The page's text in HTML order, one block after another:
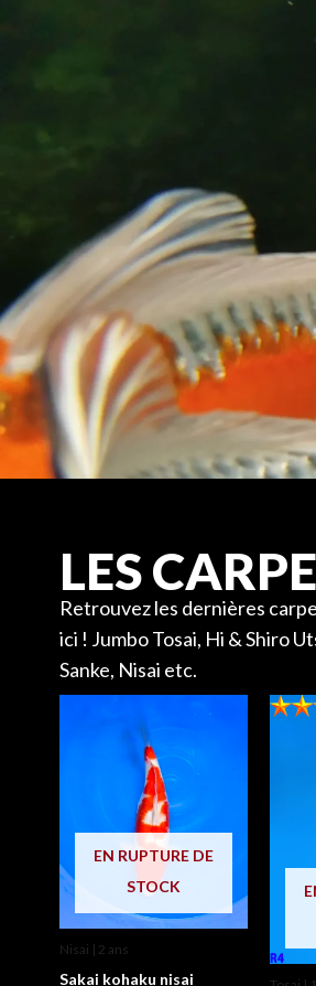
LES
Retrouvez les dernières
ici ! Jumbo Tosai, Hi & Shiro
Sanke, Nisai etc.
EN RUPTURE DE
STOCK
Nisai | 2 ans
Sakai kohaku nisai